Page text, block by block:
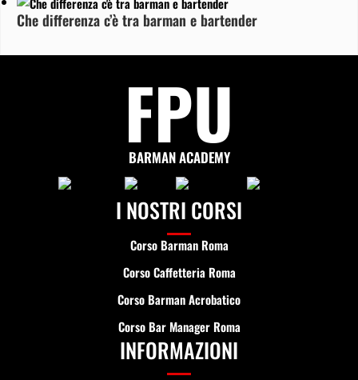
Che differenza c’è tra barman e bartender
FPU
BARMAN ACADEMY
I NOSTRI CORSI
Corso Barman Roma
Corso Caffetteria Roma
Corso Barman Acrobatico
Corso Bar Manager Roma
INFORMAZIONI